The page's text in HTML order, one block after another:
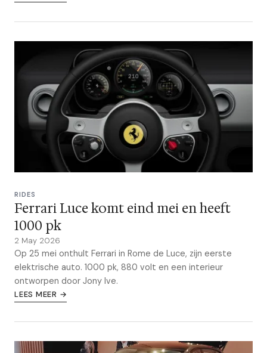
RIDES
Ferrari Luce komt eind mei en heeft
1000 pk
2 May 2026
Op 25 mei onthult Ferrari in Rome de Luce, zijn eerste
elektrische auto. 1000 pk, 880 volt en een interieur
ontworpen door Jony Ive.
LEES MEER →